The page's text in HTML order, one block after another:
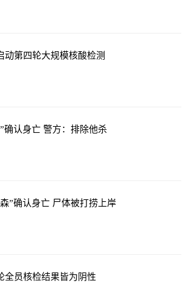
动第四轮大规模核酸检测
确认身亡 警方：排除他杀
”确认身亡 尸体被打捞上岸
全员核检结果皆为阴性